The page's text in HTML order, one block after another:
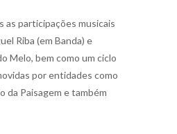
as participações musicais
Riba (em Banda) e
Melo, bem como um ciclo
por entidades como
da Paisagem e também